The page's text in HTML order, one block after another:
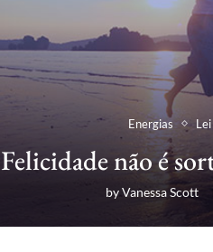
Energias
Felicidade não é
byVanessa Scott